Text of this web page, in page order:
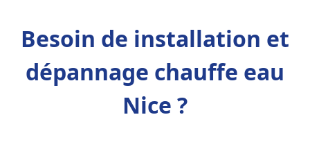
Besoin de installation et
dépannage chauffe eau
Nice ?